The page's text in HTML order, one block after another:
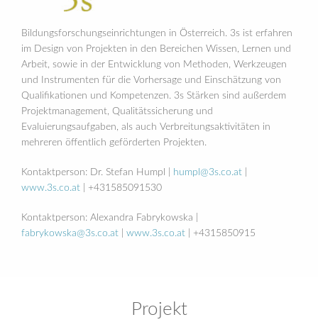
Bildungsforschungseinrichtungen in Österreich. 3s ist erfahren
im Design von Projekten in den Bereichen Wissen, Lernen und
Arbeit, sowie in der Entwicklung von Methoden, Werkzeugen
und Instrumenten für die Vorhersage und Einschätzung von
Qualifikationen und Kompetenzen. 3s Stärken sind außerdem
Projektmanagement, Qualitätssicherung und
Evaluierungsaufgaben, als auch Verbreitungsaktivitäten in
mehreren öffentlich geförderten Projekten.
Kontaktperson: Dr. Stefan Humpl | humpl@3s.co.at
www.3s.co.at
| +431585091530
Kontaktperson: Alexandra Fabrykowska |
fabrykowska@3s.co.at
www.3s.co.at | +4315850915
Projekt